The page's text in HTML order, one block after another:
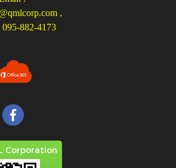
,
882-4173
Corporation